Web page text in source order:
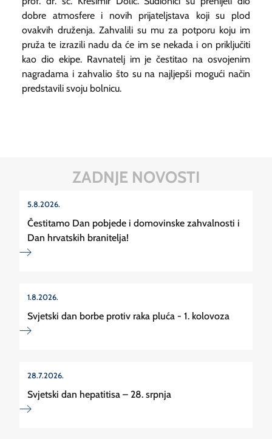
dobre atmosfere i novih prijateljstava koji su plod
ovakvih druženja. Zahvalili su mu za potporu koju im
pruža te izrazili nadu da će im se nekada i on priključiti
kao dio ekipe. Ravnatelj im je čestitao na osvojenim
nagradama i zahvalio što su na najljepši mogući način
predstavili svoju bolnicu.
ZADNJE NOVOSTI
5.8.2026.
Čestitamo Dan pobjede i domovinske zahvalnosti i
Dan hrvatskih branitelja!
1.8.2026.
Svjetski dan borbe protiv raka pluća - 1. kolovoza
28.7.2026.
Svjetski dan hepatitisa – 28. srpnja